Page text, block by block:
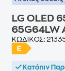
LG OLED
65G64LW
ΚΩΔΙΚΟΣ:
Κατόπιν